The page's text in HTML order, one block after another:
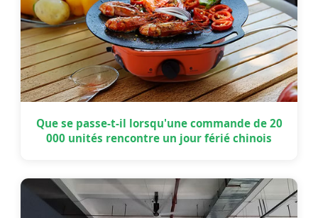
Que se passe-t-il lorsqu'une commande de 20
000 unités rencontre un jour férié chinois